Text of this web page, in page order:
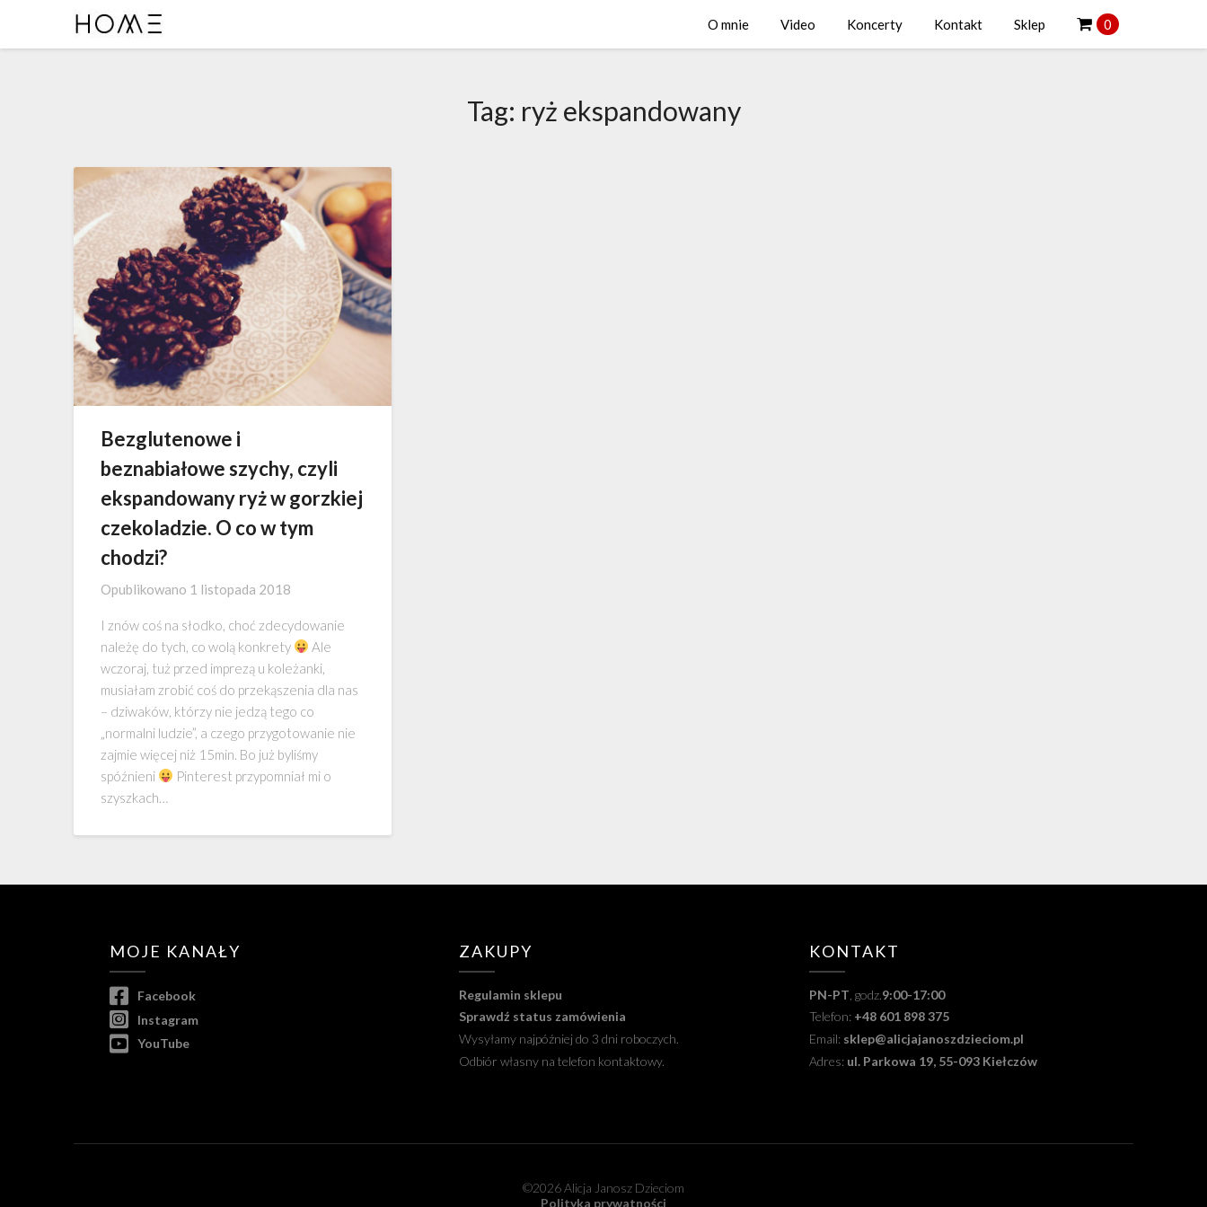
O mnie Video Koncerty Kontakt Sklep 0
Tag: ryż ekspandowany
Bezglutenowe i
beznabiałowe szychy, czyli
ekspandowany ryż w gorzkiej
czekoladzie. O co w tym
chodzi?
Opublikowano 1 listopada 2018
I znów coś na słodko, choć zdecydowanie
należę do tych, co wolą konkrety
Ale
wczoraj, tuż przed imprezą u koleżanki,
musiałam zrobić coś do przekąszenia dla nas
– dziwaków, którzy nie jedzą tego co
„normalni ludzie”, a czego przygotowanie nie
zajmie więcej niż 15min. Bo już byliśmy
spóźnieni
Pinterest przypomniał mi o
szyszkach…
MOJE KANAŁY
Facebook
Instagram
YouTube
ZAKUPY
Regulamin sklepu
Sprawdź status zamówienia
Wysyłamy najpóźniej do 3 dni roboczych.
Odbiór własny na telefon kontaktowy.
KONTAKT
PN-PT , godz.9:00-17:00
Telefon: +48 601 898 375
Email: sklep@alicjajanoszdzieciom.pl
Adres: ul. Parkowa 19, 55-093 Kiełczów
©2026 Alicja Janosz Dzieciom
Polityka prywatności